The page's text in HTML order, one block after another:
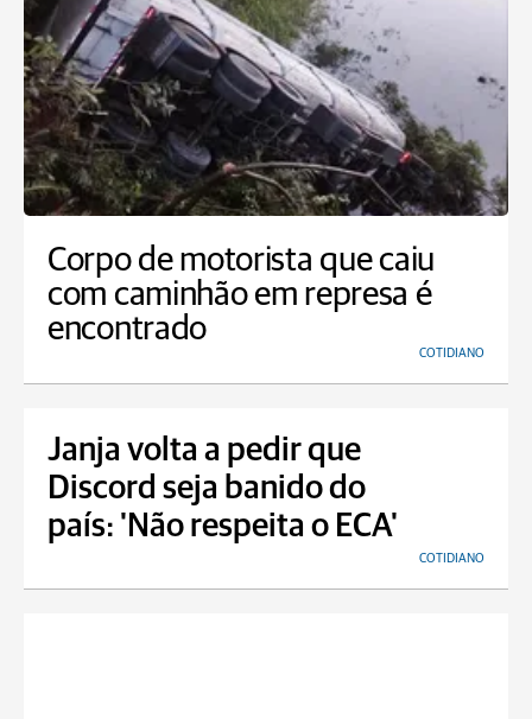
Corpo de motorista que caiu
com caminhão em represa é
encontrado
COTIDIANO
Janja volta a pedir que
Discord seja banido do
país: 'Não respeita o ECA'
COTIDIANO